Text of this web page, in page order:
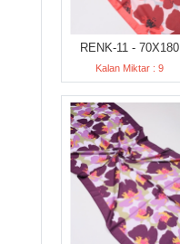
RENK-11 - 70X180
Kalan Miktar : 9